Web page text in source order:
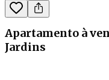
Apartamento à
Jardins